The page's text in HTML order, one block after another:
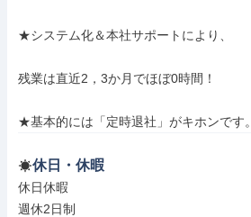
★システム化＆本社サポートにより、
残業は直近2，3か月でほぼ0時間！
★基本的には「定時退社」がキホンです。
休日・休暇
休日休暇
週休2日制